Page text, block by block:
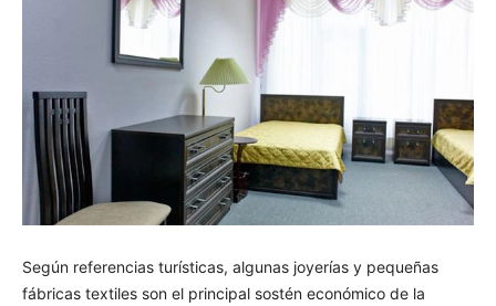
Según referencias turísticas, algunas joyerías y pequeñas
fábricas textiles son el principal sostén económico de la